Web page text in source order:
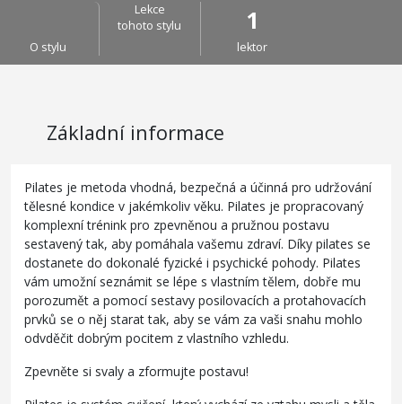
O stylu
Lekce
tohoto stylu
1
lektor
Základní informace
Pilates je metoda vhodná, bezpečná a účinná pro udržování
tělesné kondice v jakémkoliv věku. Pilates je propracovaný
komplexní trénink pro zpevněnou a pružnou postavu
sestavený tak, aby pomáhala vašemu zdraví. Díky pilates se
dostanete do dokonalé fyzické i psychické pohody. Pilates
vám umožní seznámit se lépe s vlastním tělem, dobře mu
porozumět a pomocí sestavy posilovacích a protahovacích
prvků se o něj starat tak, aby se vám za vaši snahu mohlo
odvděčit dobrým pocitem z vlastního vzhledu.
Zpevněte si svaly a zformujte postavu!